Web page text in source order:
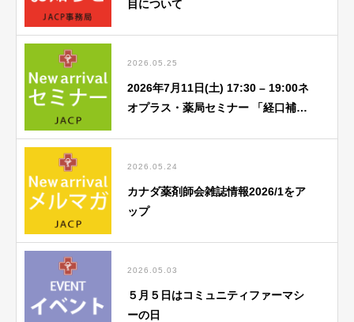
目について
2026.05.25
2026年7月11日(土) 17:30 – 19:00ネ
オプラス・薬局セミナー 「経口補水
2026.05.24
カナダ薬剤師会雑誌情報2026/1をア
ップ
2026.05.03
５月５日はコミュニティファーマシ
ーの日